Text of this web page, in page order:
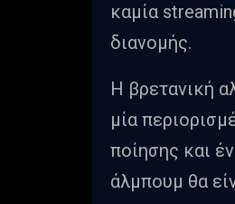
καμία
διανομής.
Η βρετανική
μία
ποίησης και
άλμπουμ θα